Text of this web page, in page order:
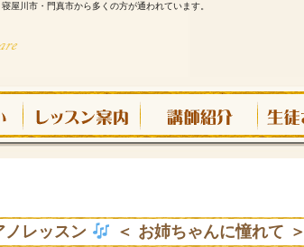
屋川市・門真市から多くの方が通われています。
ノレッスン ＜ お姉ちゃんに憧れて ＞